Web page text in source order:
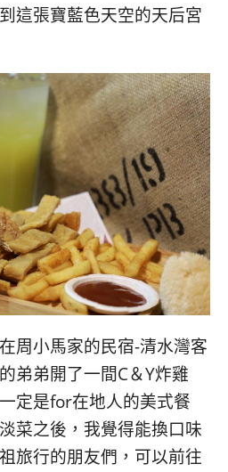
這張寶藍色天空的天后宮
周小馬家的民宿-清水灣客
弟弟開了一間C＆Y炸雞
定是for在地人的美式餐
菜之後，我覺得能換口味
旅行的朋友們，可以前往